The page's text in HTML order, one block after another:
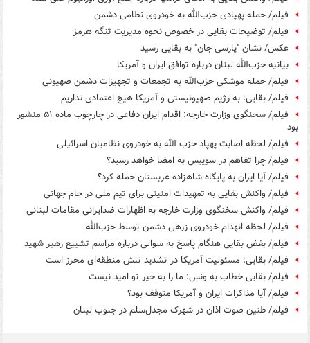
فیلم/ حمله پهپادی حزب‌الله به خودروی نظامی دشمن
فیلم/ توضیحات بقایی در خصوص نحوه مدیریت تنگه هرمز
عکس/ نشان "پارسی جان" به بقایی رسید
بیانیه حزب‌الله لبنان درباره توافق ایران و آمریکا
فیلم/ حمله موشکی حزب‌الله به تجمعات و تجهیزات دشمن صهیونی
فیلم/ بقایی: به رژیم صهیونیستی و آمریکا هیچ اعتمادی نداریم
فیلم/ سخنگوی وزارت خارجه: اقدام ایران دفاعی در چارچوب ماده ۵۱ منشور
بود
فیلم/ لحظه اصابت پهپاد حزب الله به خودروی نظامیان اسرائیلی
فیلم/ چرا تفاهم در سوییس به امضا خواهد رسید؟
فیلم/ آیا ایران به پایگاه شاهزاده عربستان حمله کرد؟
فیلم/ واکنش بقایی به تمهیدات امنیتی برای تیم ملی در جام جهانی
فیلم/ واکنش سخنگوی وزارت خارجه به اظهارات ضدایرانی مقامات لبنانی
فیلم/ لحظه انهدام خودروی زرهی دشمن توسط حزب‌الله
فیلم/ بغض بقایی هنگام پاسخ به سوالی درباره مراسم تشییع رهبر شهید
فیلم/ بقایی: مسئولیت آمریکا در تشدید تنش منطقه‌ای محرز است
فیلم/ بقایی خطاب به ونس: ما را به خیر تو امید نیست
فیلم/ آیا مذاکرات ایران و آمریکا متوقف بود؟
فیلم/ طنین صوت اذان در شهرک مجدل‌سلم در جنوب لبنان